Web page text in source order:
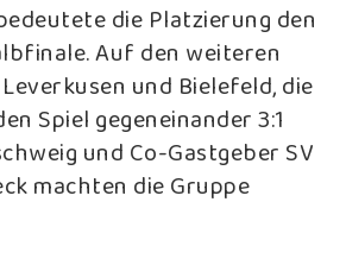
die Platzierung den
Auf den weiteren
und Bielefeld, die
Spiel gegeneinander 3:1
und Co-Gastgeber SV
machten die Gruppe